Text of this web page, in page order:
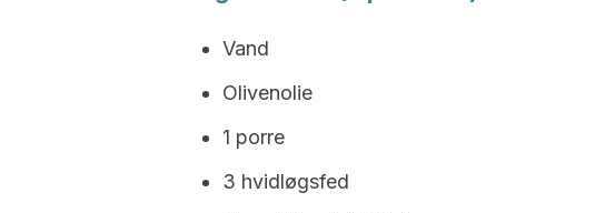
Vand
Olivenolie
1 porre
3 hvidløgsfed